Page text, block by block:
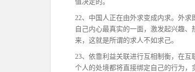
值决定的。
22、中国人正在由外求变成内求。外
自己内心最真实的一面，激发起兴趣
来，这就是所谓的求人不如求己。
23、依靠利益关联进行互相制衡，在
个人的处境都将直接绑定自己的行为，